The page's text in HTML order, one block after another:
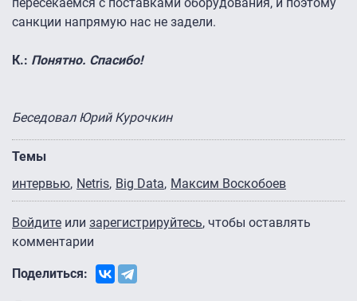
санкции напрямую нас не задели.
К.: Понятно. Спасибо!
Беседовал Юрий Курочкин
Темы
интервью Netris Big Data Максим Воскобоев
Войдите или зарегистрируйтесь, чтобы оставлять
комментарии
Поделиться: